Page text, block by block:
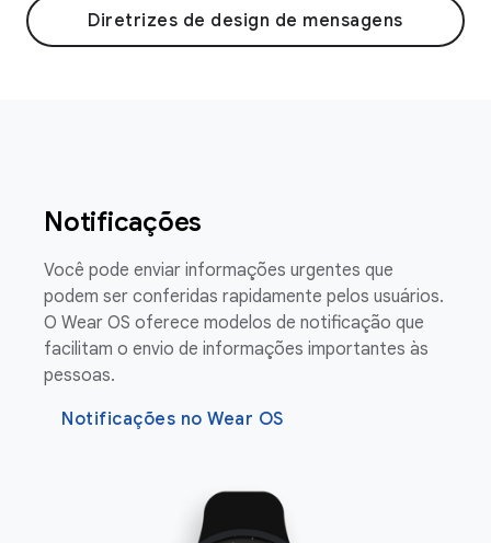
Diretrizes de design de mensagens
Notificações
Você pode enviar informações urgentes que
podem ser conferidas rapidamente pelos usuários.
O Wear OS oferece modelos de notificação que
facilitam o envio de informações importantes às
pessoas.
Notificações no Wear OS